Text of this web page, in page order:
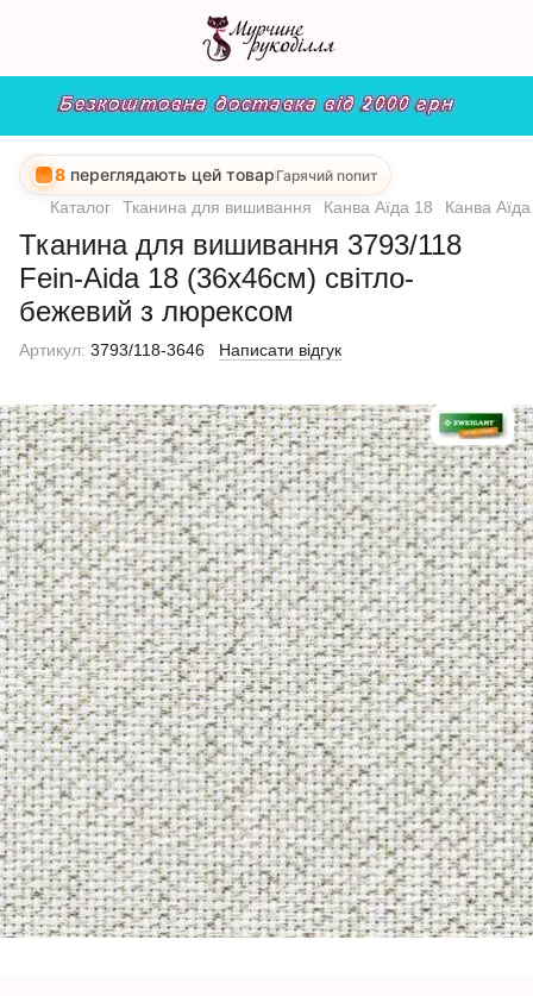
8 переглядають цей товар Гарячий попит
Каталог Тканина для вишивання Канва Аїда 18 Канва
Тканина для вишивання 3793/118
Fein-Aida 18 (36х46см) світло-
бежевий з люрексом
Артикул: 3793/118-3646 Написати відгук